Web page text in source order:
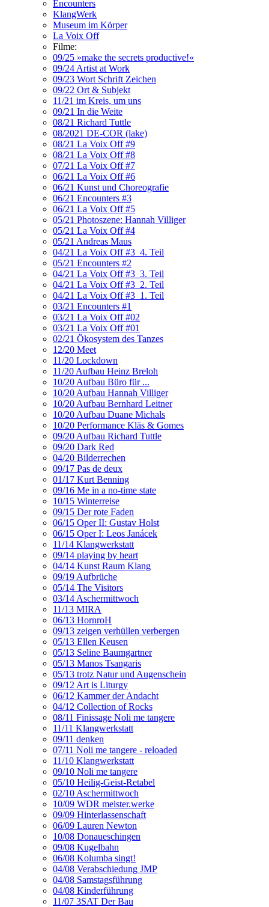
Encounters
KlangWerk
Museum im Körper
La Voix Off
Filme:
09/25 »make the secrets productive!«
09/24 Artist at Work
09/23 Wort Schrift Zeichen
09/22 Ort & Subjekt
11/21 im Kreis, um uns
09/21 In die Weite
08/21 Richard Tuttle
08/2021 DE-COR (lake)
08/21 La Voix Off #9
08/21 La Voix Off #8
07/21 La Voix Off #7
06/21 La Voix Off #6
06/21 Kunst und Choreografie
06/21 Encounters #3
06/21 La Voix Off #5
05/21 Photoszene: Hannah Villiger
05/21 La Voix Off #4
05/21 Andreas Maus
04/21 La Voix Off #3_4. Teil
05/21 Encounters #2
04/21 La Voix Off #3_3. Teil
04/21 La Voix Off #3_2. Teil
04/21 La Voix Off #3_1. Teil
03/21 Encounters #1
03/21 La Voix Off #02
03/21 La Voix Off #01
02/21 Ökosystem des Tanzes
12/20 Meet
11/20 Lockdown
11/20 Aufbau Heinz Breloh
10/20 Aufbau Büro für ...
10/20 Aufbau Hannah Villiger
10/20 Aufbau Bernhard Leitner
10/20 Aufbau Duane Michals
10/20 Performance Kläs & Gomes
09/20 Aufbau Richard Tuttle
09/20 Dark Red
04/20 Bilderrechen
09/17 Pas de deux
01/17 Kurt Benning
09/16 Me in a no-time state
10/15 Winterreise
09/15 Der rote Faden
06/15 Oper II: Gustav Holst
06/15 Oper I: Leos Janácek
11/14 Klangwerkstatt
09/14 playing by heart
04/14 Kunst Raum Klang
09/19 Aufbrüche
05/14 The Visitors
03/14 Aschermittwoch
11/13 MIRA
06/13 HornroH
09/13 zeigen verhüllen verbergen
05/13 Ellen Keusen
05/13 Seline Baumgartner
05/13 Manos Tsangaris
05/13 trotz Natur und Augenschein
09/12 Art is Liturgy
06/12 Kammer der Andacht
04/12 Collection of Rocks
08/11 Finissage Noli me tangere
11/11 Klangwerkstatt
09/11 denken
07/11 Noli me tangere - reloaded
11/10 Klangwerkstatt
09/10 Noli me tangere
05/10 Heilig-Geist-Retabel
02/10 Aschermittwoch
10/09 WDR meister.werke
09/09 Hinterlassenschaft
06/09 Lauren Newton
10/08 Donaueschingen
09/08 Kugelbahn
06/08 Kolumba singt!
04/08 Verabschiedung JMP
04/08 Samstagsführung
04/08 Kinderführung
11/07 3SAT Der Bau